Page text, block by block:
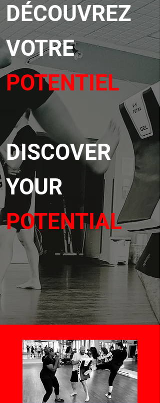
DÉCOUVREZ
VOTRE
POTENTIEL
DISCOVER
YOUR
POTENTIAL